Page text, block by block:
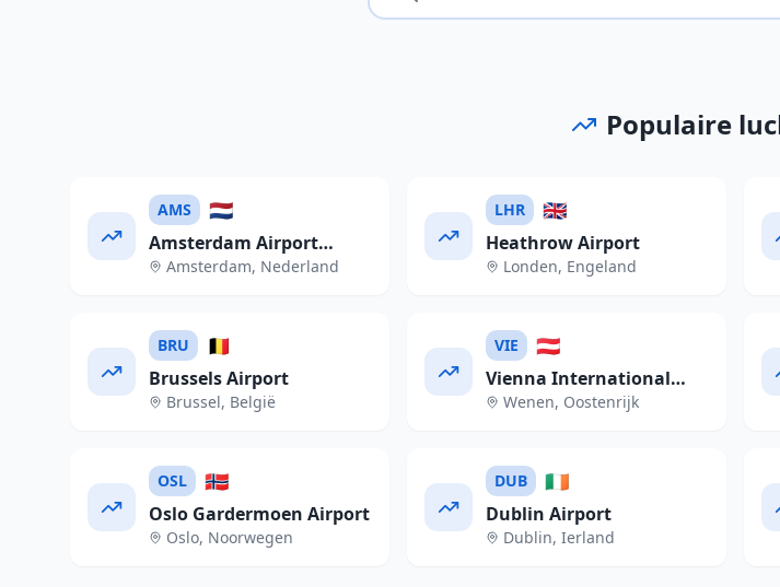
Populaire
AMS 🇳🇱
Amsterdam Airport
Schiphol
Amsterdam, Nederland
LHR 🇬🇧
Heathrow Airport
Londen, Engeland
BRU 🇧🇪
Brussels Airport
Brussel, België
VIE 🇦🇹
Vienna International
Airport
Wenen, Oostenrijk
OSL 🇳🇴
Oslo Gardermoen Airport
Oslo, Noorwegen
DUB 🇮🇪
Dublin Airport
Dublin, Ierland